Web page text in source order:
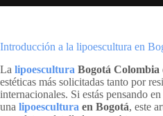
Introducción a la lipoescultura en
La lipoescultura Bogotá Colombia
estéticas más solicitadas tanto por
internacionales. Si estás pensando
una lipoescultura en Bogotá, este